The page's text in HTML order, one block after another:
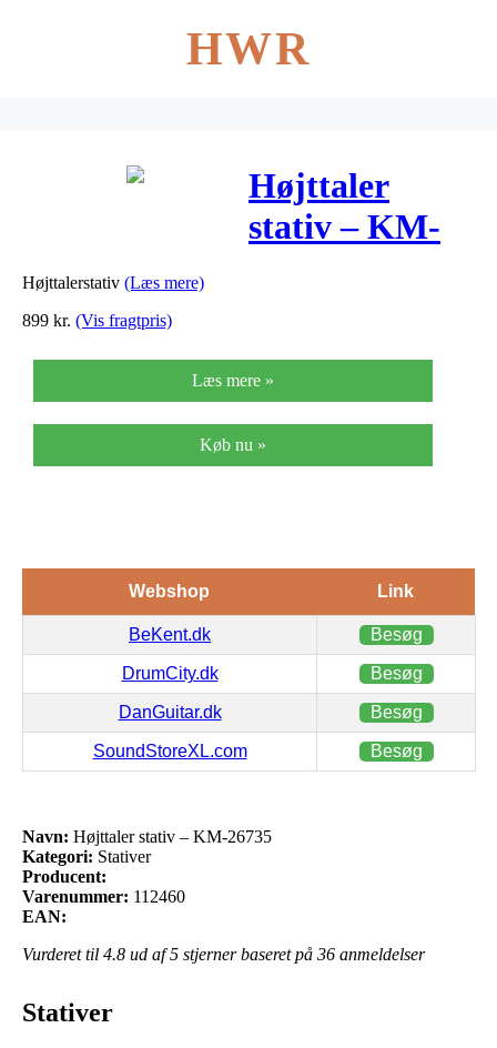
HWR
Højttaler
stativ – KM-
Højttalerstativ (Læs mere)
899 kr. (Vis fragtpris)
Læs mere »
Køb nu »
Webshop Link
BeKent.dk Besøg
DrumCity.dk Besøg
DanGuitar.dk Besøg
SoundStoreXL.com Besøg
Navn: Højttaler stativ – KM-26735
Kategori: Stativer
Producent:
Varenummer: 112460
EAN:
Vurderet til 4.8 ud af 5 stjerner baseret på 36 anmeldelser
Stativer